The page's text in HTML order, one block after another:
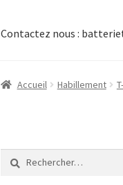
Contactez nous :
Accueil Habillement